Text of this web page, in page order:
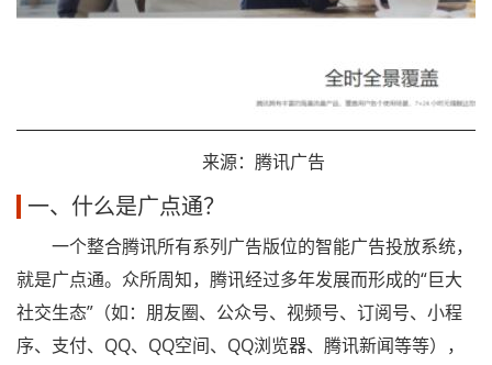
来源：腾讯广告
一、什么是广点通？
一个整合腾讯所有系列广告版位的智能广告投放系统，
就是广点通。众所周知，腾讯经过多年发展而形成的“巨大
社交生态”（如：朋友圈、公众号、视频号、订阅号、小程
序、支付、QQ、QQ空间、QQ浏览器、腾讯新闻等等），